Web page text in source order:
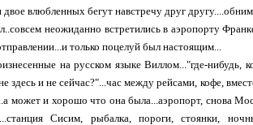
влюбленных бегут навстречу друг
неожиданно встретились в аэропорту
только поцелуй был настоящим...
на русском языке Виллом..."где-нибудь,
здесь и не сейчас?"...час между рейсами, кофе,
может и хорошо что она была...аэропорт, снова
Сисим, рыбалка, пороги, стоянки,